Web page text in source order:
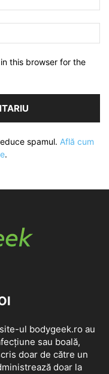
this browser for the
spamul. Află cum
.
ul bodygeek.ro au
sau boală,
doar de către un
doar la